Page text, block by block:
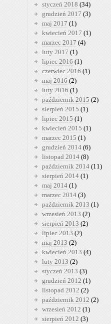
styczeń 2018 (34)
grudzień 2017 (3)
maj 2017 (1)
kwiecień 2017 (1)
marzec 2017 (4)
luty 2017 (1)
lipiec 2016 (1)
czerwiec 2016 (1)
maj 2016 (2)
luty 2016 (1)
październik 2015 (2)
sierpień 2015 (1)
lipiec 2015 (1)
kwiecień 2015 (1)
marzec 2015 (1)
grudzień 2014 (6)
listopad 2014 (8)
październik 2014 (11)
sierpień 2014 (1)
maj 2014 (1)
marzec 2014 (3)
październik 2013 (1)
wrzesień 2013 (2)
sierpień 2013 (2)
lipiec 2013 (2)
maj 2013 (2)
kwiecień 2013 (4)
luty 2013 (2)
styczeń 2013 (3)
grudzień 2012 (1)
listopad 2012 (2)
październik 2012 (2)
wrzesień 2012 (1)
sierpień 2012 (3)